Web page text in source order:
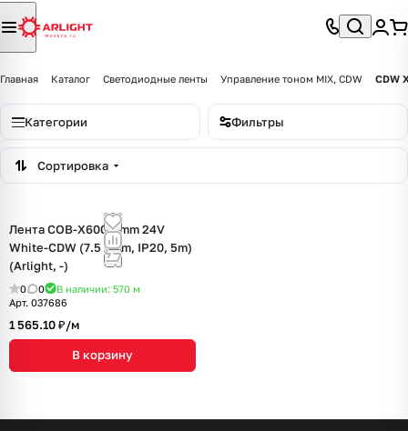
Главная Каталог Светодиодные ленты Управление тоном MIX, CDW CDW
Категории Фильтры
Сортировка
Лента COB-X600-5mm 24V
White-CDW (7.5 W/m, IP20, 5m)
(Arlight, -)
0 0 В наличии: 570 м
Арт. 037686
1 565.10 ₽/м
В корзину